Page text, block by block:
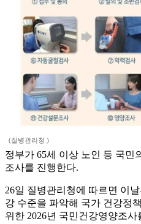
(질병관리청 )
정부가 65세 이상 노인 등 국민
조사를 진행한다.
26일 질병관리청에 따르면 이
강 수준을 파악해 국가 건강정
위한 2026년 국민건강영양조사